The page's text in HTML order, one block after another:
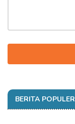
BERITA POPULER